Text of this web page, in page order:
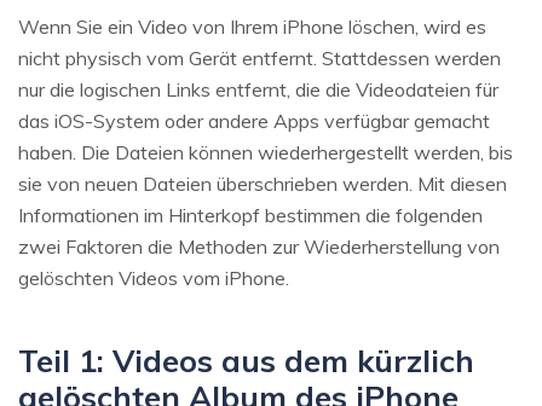
Wenn Sie ein Video von Ihrem iPhone löschen, wird es
nicht physisch vom Gerät entfernt. Stattdessen werden
nur die logischen Links entfernt, die die Videodateien für
das iOS-System oder andere Apps verfügbar gemacht
haben. Die Dateien können wiederhergestellt werden, bis
sie von neuen Dateien überschrieben werden. Mit diesen
Informationen im Hinterkopf bestimmen die folgenden
zwei Faktoren die Methoden zur Wiederherstellung von
gelöschten Videos vom iPhone.
Teil 1: Videos aus dem kürzlich
gelöschten Album des iPhone